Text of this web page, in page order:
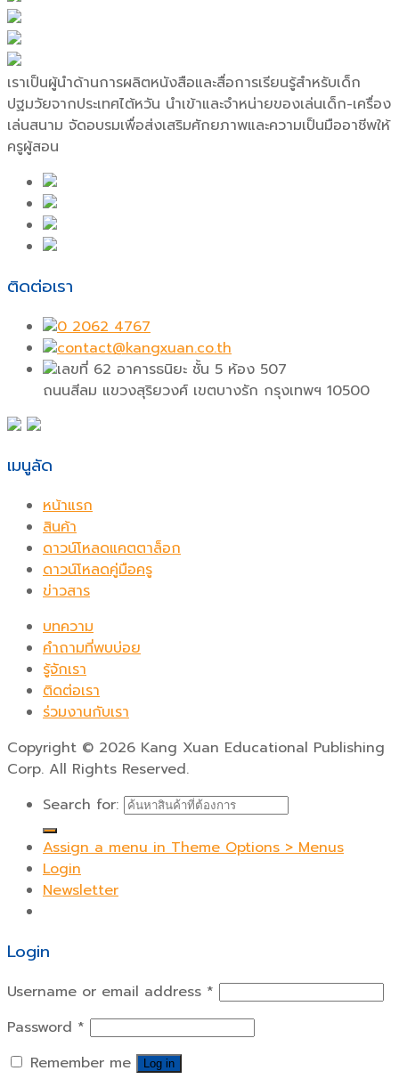
เราเป็นผู้นำด้านการผลิตหนังสือและสื่อการเรียนรู้สำหรับเด็ก
ปฐมวัยจากประเทศไต้หวัน นำเข้าและจำหน่ายของเล่นเด็ก-เครื่อง
เล่นสนาม จัดอบรมเพื่อส่งเสริมศักยภาพและความเป็นมืออาชีพให้
ครูผู้สอน
ติดต่อเรา
0 2062 4767
contact@kangxuan.co.th
เลขที่ 62 อาคารธนิยะ ชั้น 5 ห้อง 507
ถนนสีลม แขวงสุริยวงศ์ เขตบางรัก กรุงเทพฯ 10500
เมนูลัด
หน้าแรก
สินค้า
ดาวน์โหลดแคตตาล็อก
ดาวน์โหลดคู่มือครู
ข่าวสาร
บทความ
คำถามที่พบบ่อย
รู้จักเรา
ติดต่อเรา
ร่วมงานกับเรา
Copyright © 2026 Kang Xuan Educational Publishing
Corp. All Rights Reserved.
Search for:
Assign a menu in Theme Options > Menus
Login
Newsletter
Login
Username or email address *
Password *
Remember me
Log in